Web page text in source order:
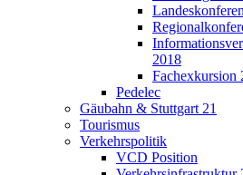
2018
Fachexkursion
Pedelec
Gäubahn & Stuttgart 21
Tourismus
Verkehrspolitik
VCD Position